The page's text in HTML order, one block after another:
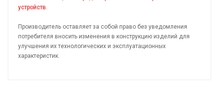
устройств.
Производитель оставляет за собой право без уведомления
потребителя вносить изменения в конструкцию изделий для
улучшения их технологических и эксплуатационных
характеристик.